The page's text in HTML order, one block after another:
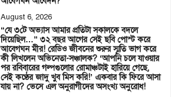
August 6, 2026
“যে ৩টে অভ্যাস আমার প্রতিটা সকালকে বদলে
দিয়েছিল…” ৩২ বছর আগের সেই ছবি পোস্ট করে
আবেগঘন মীর! রেডিও জীবনের শুরুর স্মৃতি ভাগ করে
কী লিখলেন অভিনেতা-সঞ্চালক? ‘আপনি চলে যাওয়ার
পর রবিবারের গল্পগুলোর রোমাঞ্চটাই হারিয়ে গেছে,
সেই কণ্ঠের জাদু খুব মিস করি!’ একবার কি ফিরে আসা
যায় না? ভেসে এল অনুরাগীদের অসংখ্য অনুরোধ!